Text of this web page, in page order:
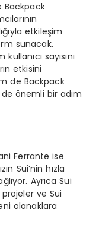
Backpack
etkileşim
sunacak.
sayısını
etkisini
de Backpack
önemli bir adım
Ferrante ise
Sui’nin hızla
Ayrıca Sui
ve Sui
olanaklara